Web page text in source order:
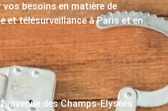
vos besoins en matière de
et télésurveillance à Paris et en
avenue des Champs-Elysées